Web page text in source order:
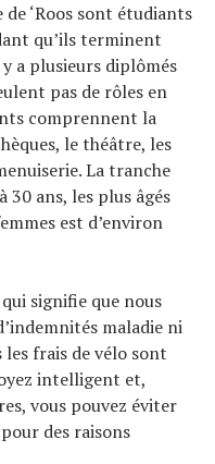
‘Roos sont étudiants
qu’ils terminent
a plusieurs diplômés
pas de rôles en
comprennent la
le théâtre, les
La tranche
30 ans, les plus âgés
est d’environ
signifie que nous
maladie ni
les frais de vélo sont
intelligent et,
vous pouvez éviter
des raisons